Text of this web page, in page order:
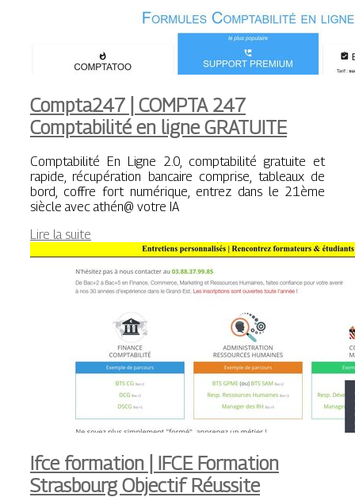
Compta247 | COMPTA 247
Comptabi­lité en ligne GRATUITE
Comptabilité En Ligne 2.0, comptabilité gratuite et
rapide, récupération bancaire comprise, tableaux de
bord, coffre fort numérique, entrez dans le 21ème
siècle avec athén@ votre IA
Lire la suite
Ifce formation | IFCE Formation
Strasbourg Objectif Réussite